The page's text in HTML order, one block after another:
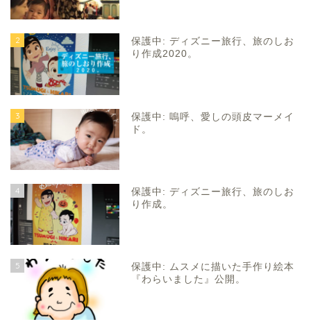
2
保護中: ディズニー旅行、旅のしお
り作成2020。
3
保護中: 嗚呼、愛しの頭皮マーメイ
ド。
4
保護中: ディズニー旅行、旅のしお
り作成。
5
保護中: ムスメに描いた手作り絵本
『わらいました』公開。